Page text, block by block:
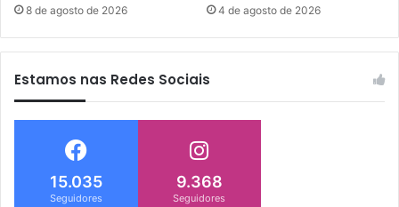
8 de agosto de 2026 4 de agosto de 2026
Estamos nas Redes Sociais
15.035
Seguidores
9.368
Seguidores